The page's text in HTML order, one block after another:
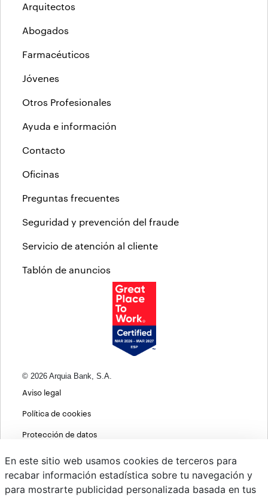
Arquitectos
Abogados
Farmacéuticos
Jóvenes
Otros Profesionales
Ayuda e información
Contacto
Oficinas
Preguntas frecuentes
Seguridad y prevención del fraude
Servicio de atención al cliente
Tablón de anuncios
© 2026 Arquia Bank, S.A.
Aviso legal
Política de cookies
Protección de datos
Política de privacidad web
MIFID
En este sitio web usamos cookies de terceros para
recabar información estadística sobre tu navegación y
para mostrarte publicidad personalizada basada en tus